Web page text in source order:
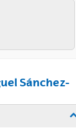
Sánchez-